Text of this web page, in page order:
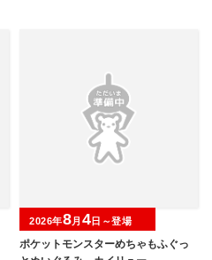
ポケットモンスターめちゃもふぐっ
2026年8月 4 日～登場